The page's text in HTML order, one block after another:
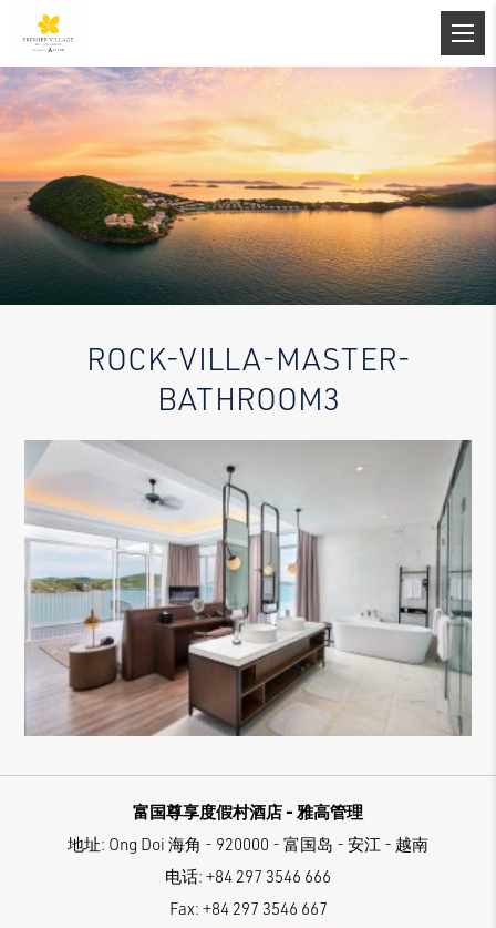
ROCK-VILLA-MASTER-
BATHROOM3
富国尊享度假村酒店 - 雅高管理
地址: Ong Doi 海角 - 920000 - 富国岛 - 安江 - 越南
电话: +84 297 3546 666
Fax: +84 297 3546 667